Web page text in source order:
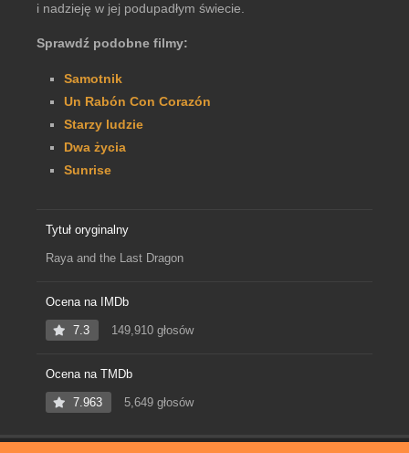
i nadzieję w jej podupadłym świecie.
Sprawdź podobne filmy:
Samotnik
Un Rabón Con Corazón
Starzy ludzie
Dwa życia
Sunrise
Tytuł oryginalny
Raya and the Last Dragon
Ocena na IMDb
7.3 149,910 głosów
Ocena na TMDb
7.963 5,649 głosów